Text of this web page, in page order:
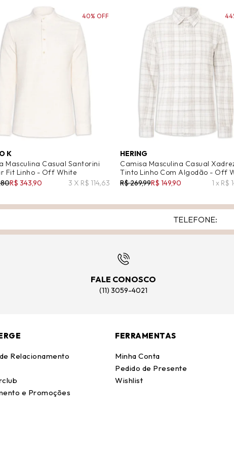
K
Masculina Casual Santorini
Fit Linho - Off White
R$ 343,90 3 X R$ 114,63
40% OFF
HERING
Camisa Masculina Casual
Tinto Linho Com Algodão - Off
R$ 269,99R$ 149,90 1 x R$
FALE CONOSCO
(11) 3059-4021
Relacionamento
e Promoções
FERRAMENTAS
Minha Conta
Pedido de Presente
Wishlist